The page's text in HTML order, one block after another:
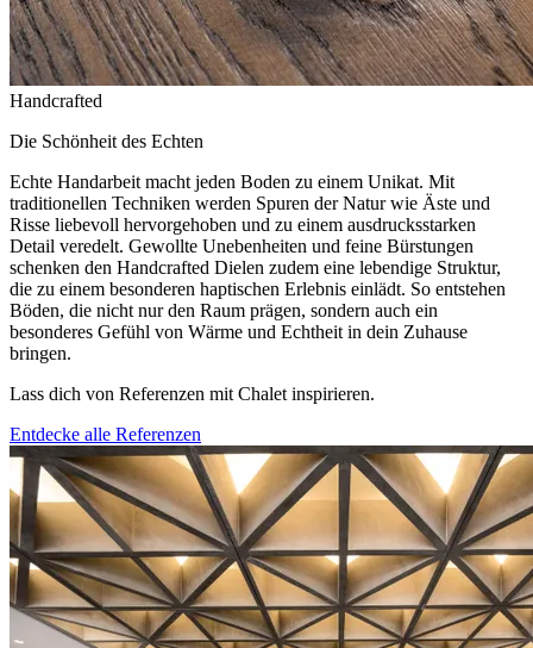
Handcrafted
Die Schönheit des Echten
Echte Handarbeit macht jeden Boden zu einem Unikat. Mit
traditionellen Techniken werden Spuren der Natur wie Äste und
Risse liebevoll hervorgehoben und zu einem ausdrucksstarken
Detail veredelt. Gewollte Unebenheiten und feine Bürstungen
schenken den Handcrafted Dielen zudem eine lebendige Struktur,
die zu einem besonderen haptischen Erlebnis einlädt. So entstehen
Böden, die nicht nur den Raum prägen, sondern auch ein
besonderes Gefühl von Wärme und Echtheit in dein Zuhause
bringen.
Lass dich von Referenzen mit Chalet inspirieren.
Entdecke alle Referenzen